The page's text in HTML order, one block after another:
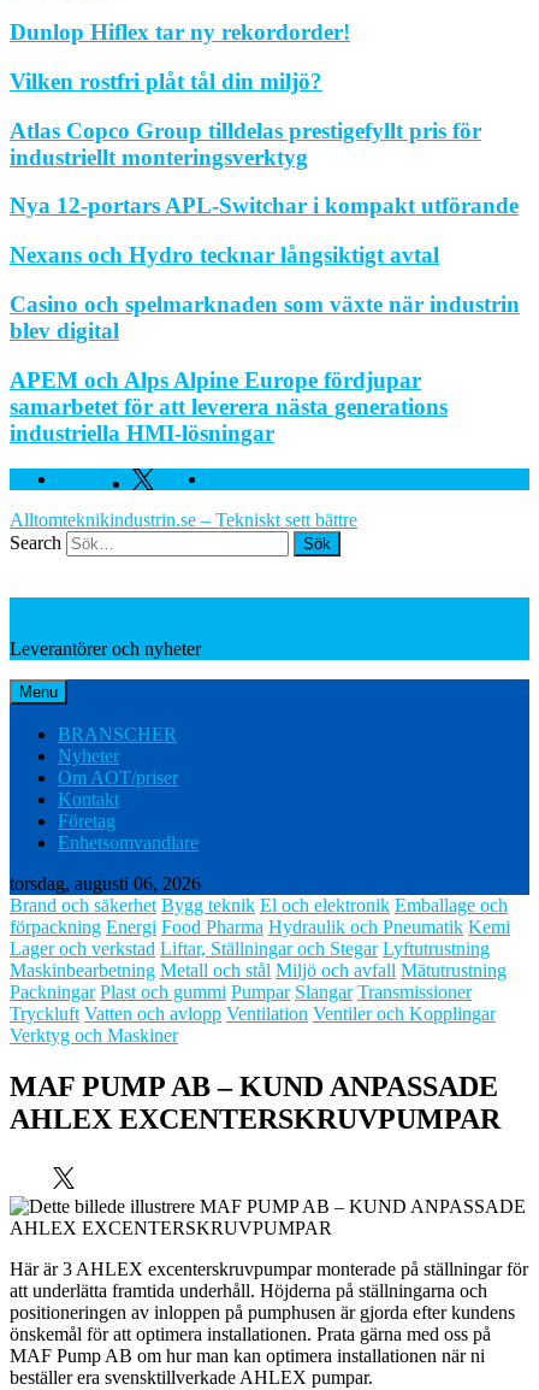
Dunlop Hiflex tar ny rekordorder!
Vilken rostfri plåt tål din miljö?
Atlas Copco Group tilldelas prestigefyllt pris för
industriellt monteringsverktyg
Nya 12-portars APL-Switchar i kompakt utförande
Nexans och Hydro tecknar långsiktigt avtal
Casino och spelmarknaden som växte när industrin
blev digital
APEM och Alps Alpine Europe fördjupar
samarbetet för att leverera nästa generations
industriella HMI-lösningar
Facebook Twitter
Alltomteknikindustrin.se – Tekniskt sett bättre
Search
Leverantörer och nyheter
Menu
BRANSCHER
Nyheter
Om AOT/priser
Kontakt
Företag
Enhetsomvandlare
torsdag, augusti 06, 2026
Brand och säkerhet Bygg teknik El och elektronik Emballage och
förpackning Energi Food Pharma Hydraulik och Pneumatik Kemi
Lager och verkstad Liftar, Ställningar och Stegar Lyftutrustning
Maskinbearbetning Metall och stål Miljö och avfall Mätutrustning
Packningar Plast och gummi Pumpar Slangar Transmissioner
Tryckluft Vatten och avlopp Ventilation Ventiler och Kopplingar
Verktyg och Maskiner
MAF PUMP AB – KUND ANPASSADE
AHLEX EXCENTERSKRUVPUMPAR
Här är 3 AHLEX excenterskruvpumpar monterade på ställningar för
att underlätta framtida underhåll. Höjderna på ställningarna och
positioneringen av inloppen på pumphusen är gjorda efter kundens
önskemål för att optimera installationen. Prata gärna med oss på
MAF Pump AB om hur man kan optimera installationen när ni
beställer era svensktillverkade AHLEX pumpar.